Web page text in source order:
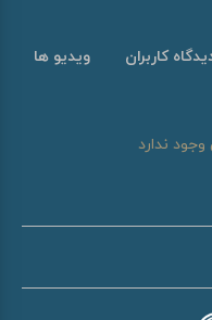
کاربران ویدیو ها
ندارد